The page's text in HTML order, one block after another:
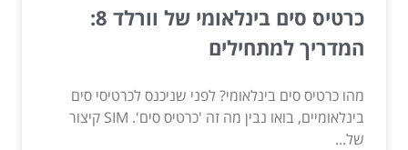
כרטיס סים בינלאומי של וורלד 8:
המדריך למתחילים
מהו כרטיס סים בינלאומי? לפני שניכנס לכרטיסי סים
בינלאומיים, בואו נבין מה זה 'כרטיס סים'. SIM קיצור
של...